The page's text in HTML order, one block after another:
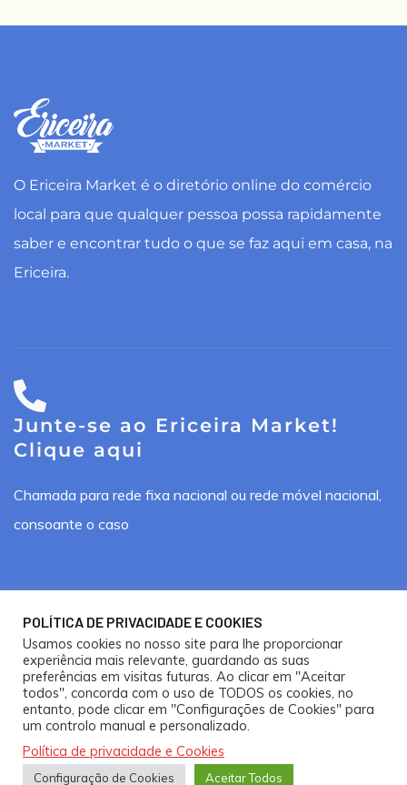
O Ericeira Market é o diretório online do comércio
local para que qualquer pessoa possa rapidamente
saber e encontrar tudo o que se faz aqui em casa, na
Ericeira.
Junte-se ao Ericeira Market!
Clique aqui
Chamada para rede fixa nacional ou rede móvel nacional,
consoante o caso
Ericeira Market ®. Todos os direitos reservados.
Design porHappy Bizze Nooma Studios
Política de Privacidade e Cookies
POLÍTICA DE PRIVACIDADE E COOKIES
Usamos cookies no nosso site para lhe proporcionar
experiência mais relevante, guardando as suas
preferências em visitas futuras. Ao clicar em "Aceitar
todos", concorda com o uso de TODOS os cookies, no
entanto, pode clicar em "Configurações de Cookies" para
um controlo manual e personalizado.
Política de privacidade e Cookies
Configuração de Cookies Aceitar Todos